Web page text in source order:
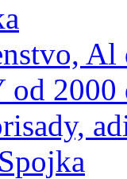
Al
od 2000